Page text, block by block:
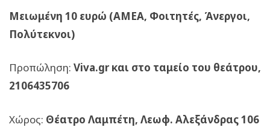
Μειωμένη 10 ευρώ (ΑΜΕΑ, Φοιτητές, Άνεργοι,
Πολύτεκνοι)
Προπώληση: Viva.gr και στο ταμείο του θεάτρου,
2106435706
Χώρος: Θέατρο Λαμπέτη, Λεωφ. Αλεξάνδρας 106